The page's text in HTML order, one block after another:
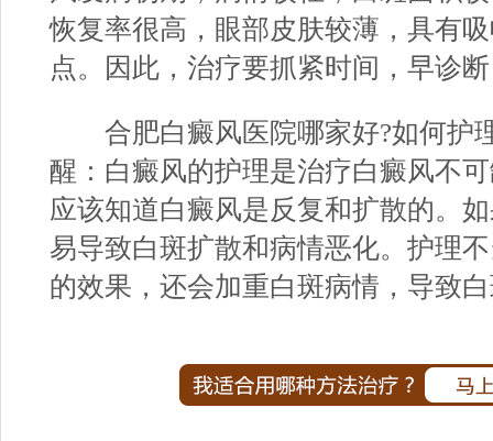
恢复率很高，眼部皮肤较薄，具有
点。因此，治疗要抓紧时间，早诊
合肥白癜风医院哪家好?如何护
醒：白癜风的护理是治疗白癜风不
应该知道白癜风是反复和扩散的。
易导致白斑扩散和病情恶化。护理
的效果，还会加重白斑病情，导致